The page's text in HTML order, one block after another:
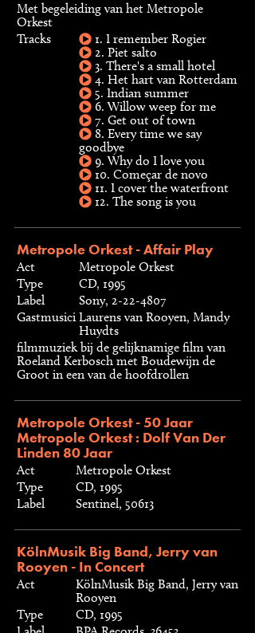
Met begeleiding van het Metropole
Orkest
Tracks
1. I remember Rogier
2. Piet salto
3. There's a small hotel
4. Het hart van Rotterdam
5. Indian summer
6. Willow weep for me
7. Get out of town
8. Every time we say
goodbye
9. Why do I love you
10. Começar de novo
11. I cover the waterfront
12. The song is you
Metropole Orkest - Affair Play
Act
Metropole Orkest
Type
CD, 1995
Label
Sony, 2-22-4807
Gastmusici Laurens van Rooyen, Mandy
Huydts
filmmuziek bij de gelijknamige film van
Roeland Kerbosch met Boudewijn de
Groot in een van de hoofdrollen
Metropole Orkest - 50 Jaar
Metropole Orkest : Dolf Van Der
Linden 80 Jaar
Act
Metropole Orkest
Type
CD, 1995
Label
Sentinel, 50613
KölnMusik Big Band, Jerry van
Rooyen - In Concert
Act
KölnMusik Big Band, Jerry van
Rooyen
Type
CD, 1995